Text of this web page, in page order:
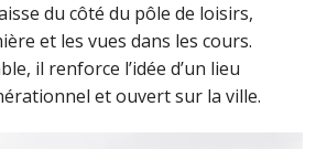
du côté du pôle de loisirs,
et les vues dans les cours.
il renforce l’idée d’un lieu
et ouvert sur la ville.